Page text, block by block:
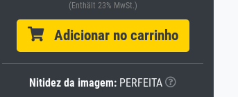
(Enthält 23% MwSt.)
Adicionar no carrinho
Nitidez da imagem: PERFEITA